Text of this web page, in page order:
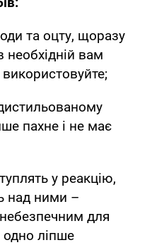
та оцту, щоразу
необхідній вам
використовуйте;
пахне і не має
у реакцію,
над ними –
для
ліпше